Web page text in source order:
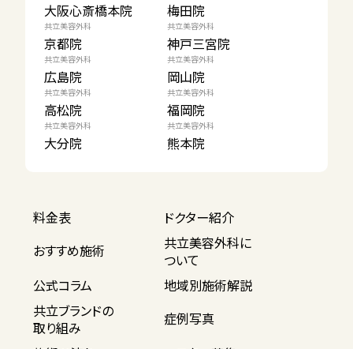
大阪心斎橋本院 梅田院
共立美容外科
京都院
共立美容外科
神戸三宮院
共立美容外科
広島院
共立美容外科
岡山院
共立美容外科
高松院
共立美容外科
福岡院
共立美容外科
大分院
共立美容外科
熊本院
料金表
ドクター紹介
おすすめ施術
共立美容外科に
ついて
公式コラム
地域別施術解説
共立ブランドの
取り組み
症例写真